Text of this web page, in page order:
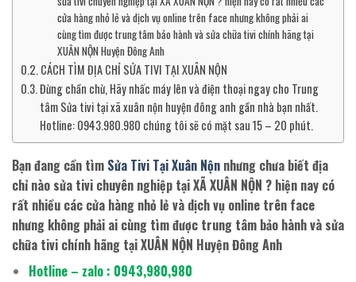
cửa hàng nhỏ lẻ và dịch vụ online trên face nhưng không phải ai
cùng tìm được trung tâm bảo hành và sửa chữa tivi chính hãng tại
XUÂN NỘN Huyện Đông Anh
CÁCH TÌM ĐỊA CHỈ SỬA TIVI TẠI XUÂN NỘN
Đừng chần chừ, Hãy nhấc máy lên và điện thoại ngay cho Trung
tâm Sửa tivi tại xã xuân nộn huyện đông anh gần nhà bạn nhất.
Hotline: 0943.980.980 chúng tôi sẽ có mặt sau 15 – 20 phút.
Bạn đang cần tìm Sửa Tivi Tại Xuân Nộn nhưng chưa biết địa
chỉ nào sửa tivi chuyên nghiệp tạiXÃ XUÂN NỘN ? hiện nay có
rất nhiều các cửa hàng nhỏ lẻ và dịch vụ online trên face
nhưng không phải ai cùng tìm được trung tâm bảo hành và sửa
chữa tivi chính hãng tạiXUÂN NỘN Huyện Đông Anh
Hotline – zalo : 0943,980,980